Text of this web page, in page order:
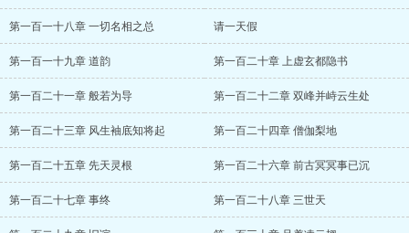
第一百一十八章 一切名相之总 请一天假
第一百一十九章 道韵 第一百二十章 上虚玄都隐书
第一百二十一章 般若为导 第一百二十二章 双峰并峙云生处
第一百二十三章 风生袖底知将起 第一百二十四章 僧伽梨地
第一百二十五章 先天灵根 第一百二十六章 前古冥冥事已沉
第一百二十七章 事终 第一百二十八章 三世天